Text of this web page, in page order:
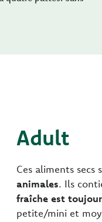
Adult
Ces aliments secs
animales. Ils
fraîche est
petite/mini et